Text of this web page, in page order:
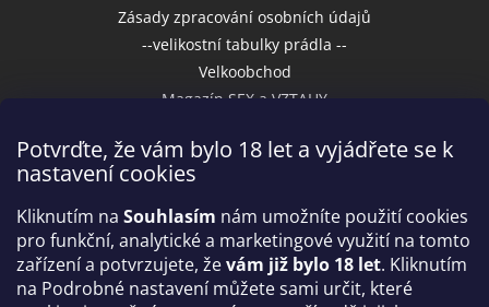
Potvrďte, že vám bylo 18 let a vyjádřete se k
nastavení cookies
Kliknutím na Souhlasím nám umožníte použití cookies
pro funkční, analytické a marketingové využití na tomto
zařízení a potvrzujete, ževám již bylo 18 let. Kliknutím
na Podrobné nastavení můžete sami určit, které
Zásady zpracování osobních údajů
--velikostní tabulky prádla --
Velkoobchod
Magazín SEX a VZTAHY
Přijímáme online platby